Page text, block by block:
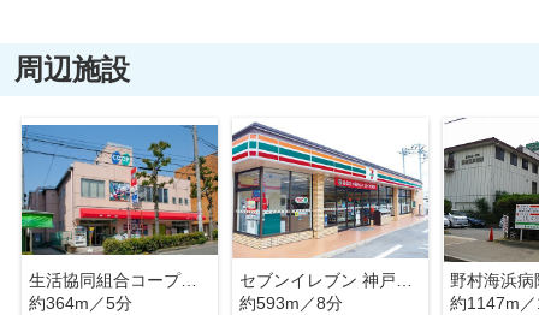
周辺施設
生活協同組合コープこうべ コープ須磨
約364m／5分
セブンイレブン 神戸須磨行幸町店
約593m／8分
野村海浜病
約1147m